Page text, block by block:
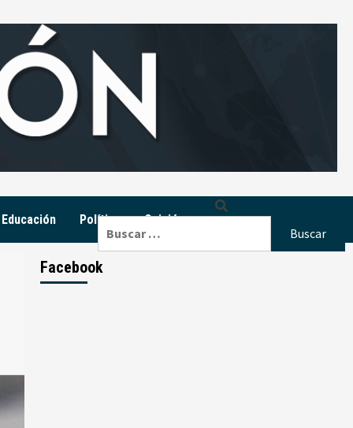
Educación Política Opinión
Facebook